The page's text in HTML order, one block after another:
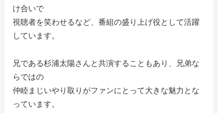
け合いで
視聴者を笑わせるなど、番組の盛り上げ役として活躍
しています。
兄である杉浦太陽さんと共演することもあり、兄弟な
らではの
仲睦まじいやり取りがファンにとって大きな魅力とな
っています。